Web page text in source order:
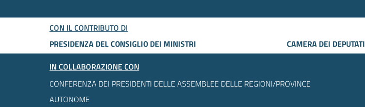
CON IL CONTRIBUTO DI
PRESIDENZA DEL CONSIGLIO DEI MINISTRI
CAMERA DEI DEPUTATI
IN COLLABORAZIONE CON
CONFERENZA DEI PRESIDENTI DELLE ASSEMBLEE DELLE REGIONI/PROVINCE
AUTONOME